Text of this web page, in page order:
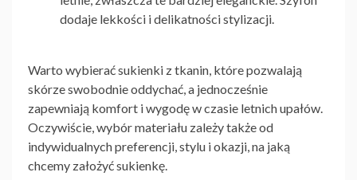
dodaje lekkości i delikatności stylizacji.
Warto wybierać sukienki z tkanin, które pozwalają
skórze swobodnie oddychać, a jednocześnie
zapewniają komfort i wygodę w czasie letnich upałów.
Oczywiście, wybór materiału zależy także od
indywidualnych preferencji, stylu i okazji, na jaką
chcemy założyć sukienkę.